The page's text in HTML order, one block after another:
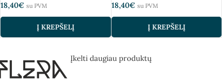
18,40€ su PVM
Į KREPŠELĮ
18,40€ su PVM
Į KREPŠELĮ
Įkelti daugiau produktų